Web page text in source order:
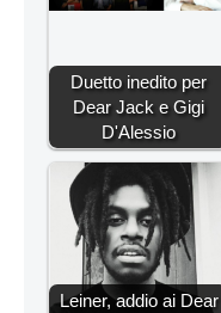
Duetto inedito per
Dear Jack e Gigi
D'Alessio
Leiner, addio ai Dear